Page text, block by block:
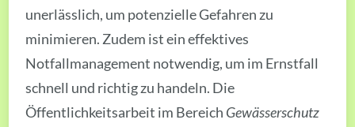
unerlässlich, um potenzielle Gefahren zu
minimieren. Zudem ist ein effektives
Notfallmanagement notwendig, um im Ernstfall
schnell und richtig zu handeln. Die
Öffentlichkeitsarbeit im Bereich Gewässerschutz